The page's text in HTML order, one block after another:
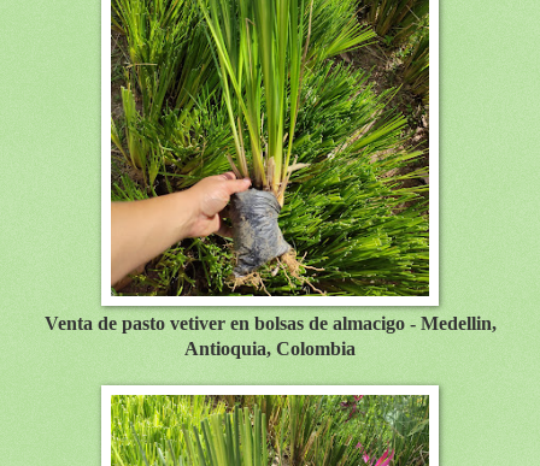
Venta de pasto vetiver en bolsas de almacigo - Medellin,
Antioquia, Colombia